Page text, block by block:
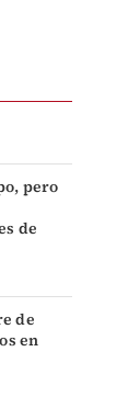
pero
de
de
en